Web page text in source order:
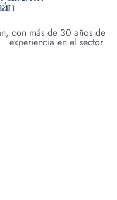
con más de 30 años de
experiencia en el sector.